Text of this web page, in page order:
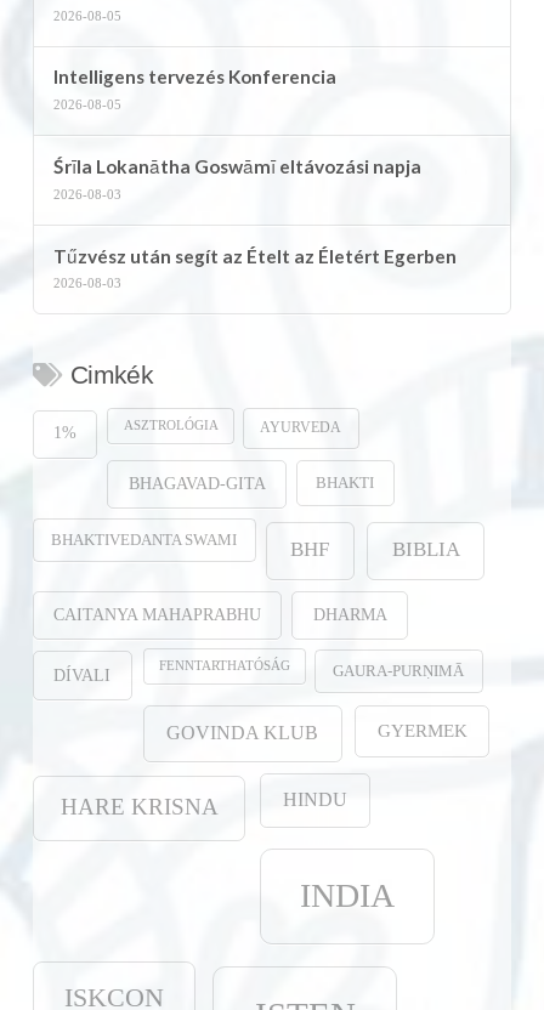
2026-08-05
Intelligens tervezés Konferencia
2026-08-05
Śrīla Lokanātha Goswāmī eltávozási napja
2026-08-03
Tűzvész után segít az Ételt az Életért Egerben
2026-08-03
Cimkék
1% ASZTROLÓGIA AYURVEDA
BHAGAVAD-GITA BHAKTI
BHAKTIVEDANTA SWAMI BHF BIBLIA
CAITANYA MAHAPRABHU DHARMA
DÍVALI FENNTARTHATÓSÁG GAURA-PURṆIMĀ
GOVINDA KLUB GYERMEK
HARE KRISNA HINDU
INDIA
ISKCON